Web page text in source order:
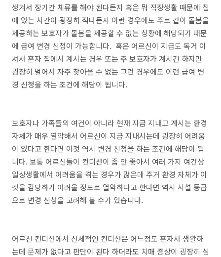
생겨서 장기간 체류를 해야 된다든지 혹은 뭐 직장생활 때문에 집
에 있는 시간이 굉장히 적다든지 이런 경우에도 주로 같이 돌봄을
제공하는 보호자가 돌봄을 제공할 수 없는 상황에 해당되기 때문
에 급여 변경 신청이 가능합니다. 혹은 어르신이 지금도 독거 이
셔서 혼자 집에서 계시는 경우 또는 주 보호자가 계시긴 하지만
굉장히 멀어서 자주 찾아올 수 없는 그런 경우에도 이런 급여 변
경 신청을 하는 조건에 해당이 됩니다.
보호자나 가족들의 여건이 아니라 현재 지금 지내고 계시는 환경
자체가 매우 열악해서 어르신이 지금 지내시는데 굉장히 어려움
이 있다고 한다면 이것 역시 변경 신청을 하는 조건에 해당이 됩
니다. 보통 어르신들이 컨디션이 좀 안 좋아서 여러 가지 여건상
일상생활에서 어려움을 겪는 경우가 많은데 주거 환경 자체가 이
것을 감당하기 어려울 정도로 열악하다고 한다면 역시 시설 등급
으로 변경 신청을 고려해 볼 수가 있습니다.
어르신 컨디션에서 신체적인 컨디션은 어느정도 혼자서 생활하
는데 문제가 없다고 판단이 된다 하더라도 치매 증상이 굉장히 심